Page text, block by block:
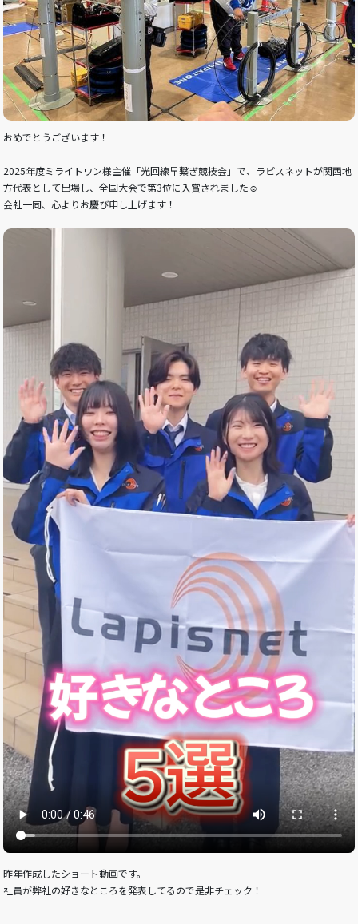
おめでとうございます！
2025年度ミライトワン様主催「光回線早繋ぎ競技会」で、ラピスネットが関西地
方代表として出場し、全国大会で第3位に入賞されました☺
会社一同、心よりお慶び申し上げます！
昨年作成したショート動画です。
社員が弊社の好きなところを発表してるので是非チェック！